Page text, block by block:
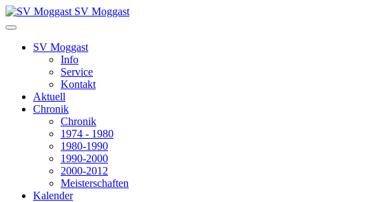
SV Moggast
SV Moggast
Info
Service
Kontakt
Aktuell
Chronik
Chronik
1974 - 1980
1980-1990
1990-2000
2000-2012
Meisterschaften
Kalender